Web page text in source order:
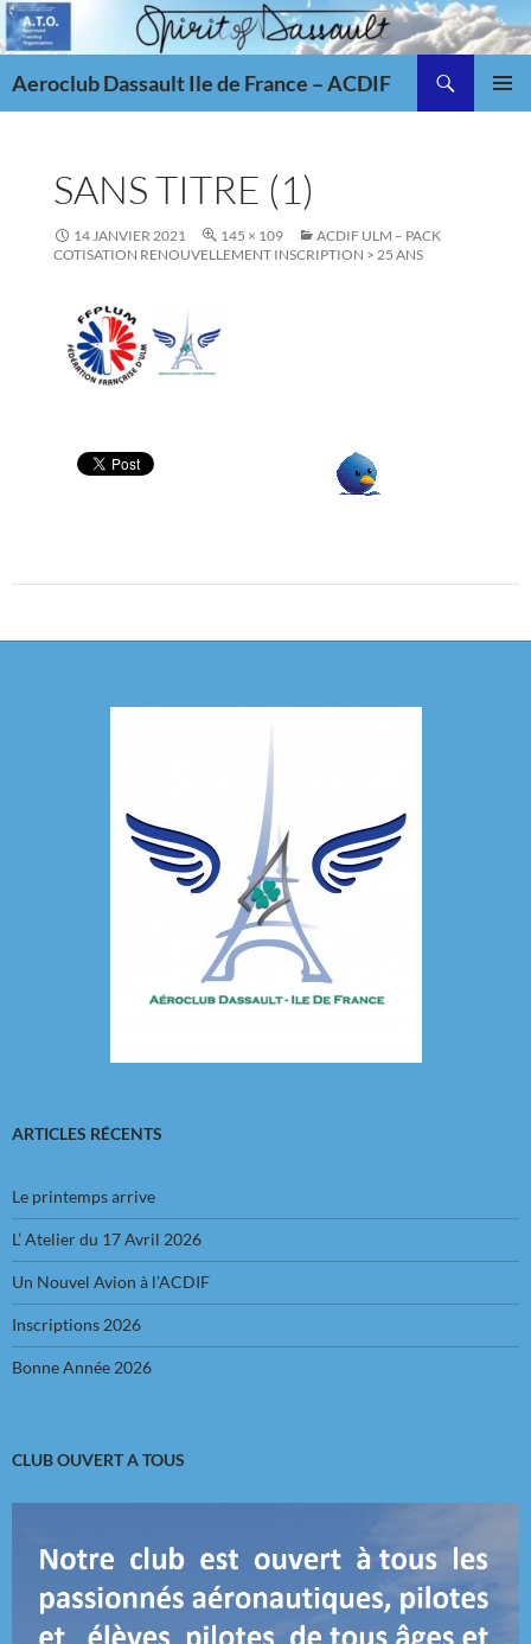
Aller
au
Aeroclub Dassault Ile de France – ACDIF
SANS TITRE (1)
14 JANVIER 2021 145 × 109
ACDIF ULM – PACK
COTISATION RENOUVELLEMENT INSCRIPTION > 25 ANS
ARTICLES RÉCENTS
Le printemps arrive
L’ Atelier du 17 Avril 2026
Un Nouvel Avion à l’ACDIF
Inscriptions 2026
Bonne Année 2026
CLUB OUVERT A TOUS